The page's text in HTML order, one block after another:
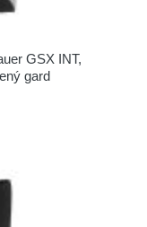
GSX INT,
gard